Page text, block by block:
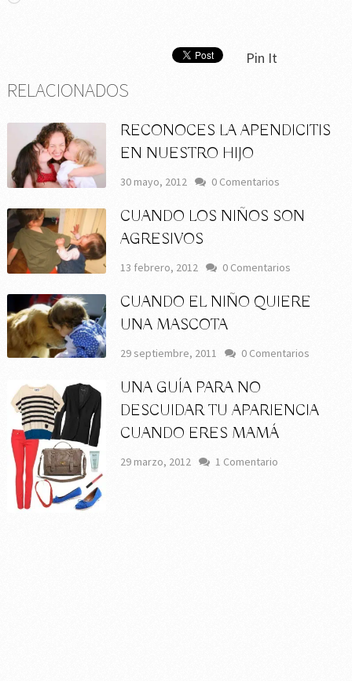
Pin It
RELACIONADOS
RECONOCES LA APENDICITIS
EN NUESTRO HIJO
30 mayo, 2012 0 Comentarios
CUANDO LOS NIÑOS SON
AGRESIVOS
13 febrero, 2012 0 Comentarios
CUANDO EL NIÑO QUIERE
UNA MASCOTA
29 septiembre, 2011 0 Comentarios
UNA GUÍA PARA NO
DESCUIDAR TU APARIENCIA
CUANDO ERES MAMÁ
29 marzo, 2012 1 Comentario